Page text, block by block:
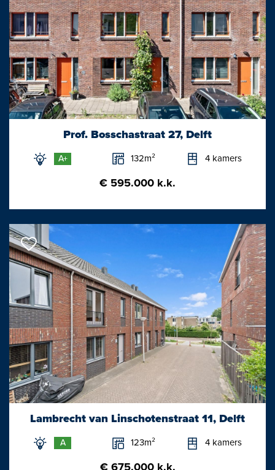
Prof. Bosschastraat 27, Delft
A+ 132m² 4 kamers
€ 595.000 k.k.
Lambrecht van Linschotenstraat 11, Delft
A 123m² 4 kamers
€ 675.000 k.k.